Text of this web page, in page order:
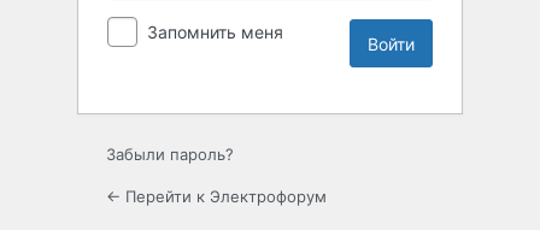
Запомнить меня
Забыли пароль?
← Перейти к Электрофорум